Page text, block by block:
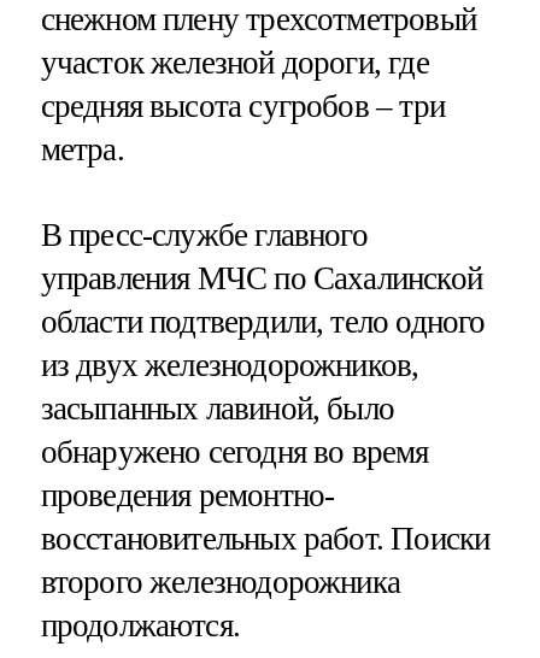
снежном плену трехсотметровый
участок железной дороги, где
средняя высота сугробов – три
метра.
В пресс-службе главного
управления МЧС по Сахалинской
области подтвердили, тело одного
из двух железнодорожников,
засыпанных лавиной, было
обнаружено сегодня во время
проведения ремонтно-
восстановительных работ. Поиски
второго железнодорожника
продолжаются.